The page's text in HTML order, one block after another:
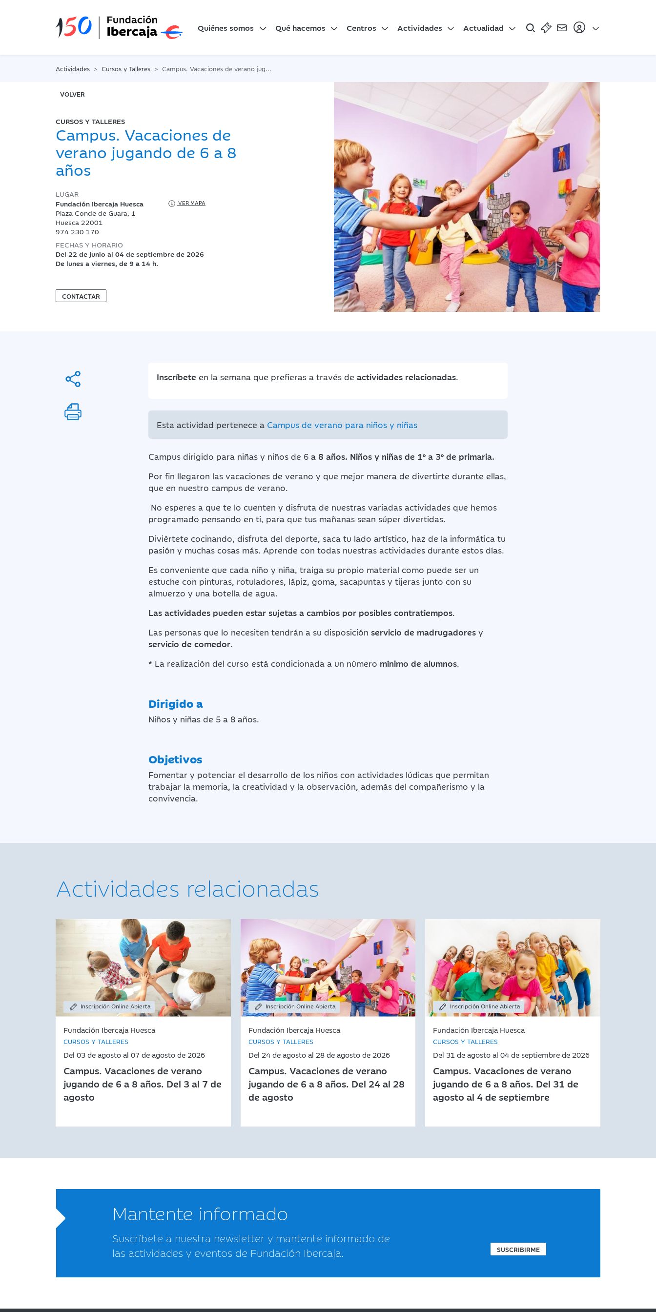
Quiénes somos Qué hacemos Centros Actividades Actualidad
Actividades Cursos y Talleres Campus. Vacaciones de verano jugando de 6 a 8 años
VOLVER
CURSOS Y TALLERES
Campus. Vacaciones de
verano jugando de 6 a 8
años
LUGAR
Fundación Ibercaja Huesca
VER MAPA
Plaza Conde de Guara, 1
Huesca 22001
974 230 170
FECHAS Y HORARIO
Del 22 de junio al 04 de septiembre de 2026
De lunes a viernes, de 9 a 14 h.
CONTACTAR
Inscríbete en la semana que prefieras a través de actividades relacionadas.
Esta actividad pertenece a Campus de verano para niños y niñas
Campus dirigido para niñas y niños de 6 a 8 años. Niños y niñas de 1º a 3º de primaria.
Por fin llegaron las vacaciones de verano y que mejor manera de divertirte durante ellas,
que en nuestro campus de verano.
No esperes a que te lo cuenten y disfruta de nuestras variadas actividades que hemos
programado pensando en ti, para que tus mañanas sean súper divertidas.
Diviértete cocinando, disfruta del deporte, saca tu lado artístico, haz de la informática tu
pasión y muchas cosas más. Aprende con todas nuestras actividades durante estos días.
Es conveniente que cada niño y niña, traiga su propio material como puede ser un
estuche con pinturas, rotuladores, lápiz, goma, sacapuntas y tijeras junto con su
almuerzo y una botella de agua.
Las actividades pueden estar sujetas a cambios por posibles contratiempos.
Las personas que lo necesiten tendrán a su disposición servicio de madrugadores y
servicio de comedor.
* La realización del curso está condicionada a un número mínimo de alumnos.
Dirigido a
Niños y niñas de 5 a 8 años.
Objetivos
Fomentar y potenciar el desarrollo de los niños con actividades lúdicas que permitan
trabajar la memoria, la creatividad y la observación, además del compañerismo y la
convivencia.
Actividades relacionadas
Inscripción Online Abierta
Fundación Ibercaja Huesca
CURSOS Y TALLERES
Del 03 de agosto al 07 de agosto de 2026
Campus. Vacaciones de verano
jugando de 6 a 8 años. Del 3 al 7 de
agosto
Inscripción Online Abierta
Fundación Ibercaja Huesca
CURSOS Y TALLERES
Del 24 de agosto al 28 de agosto de 2026
Campus. Vacaciones de verano
jugando de 6 a 8 años. Del 24 al 28
de agosto
Inscripción Online Abierta
Fundación Ibercaja Huesca
CURSOS Y TALLERES
Del 31 de agosto al 04 de septiembre de 2026
Campus. Vacaciones de verano
jugando de 6 a 8 años. Del 31 de
agosto al 4 de septiembre
Mantente informado
Suscríbete a nuestra newsletter y mantente informado de
las actividades y eventos de Fundación Ibercaja.
SUSCRIBIRME